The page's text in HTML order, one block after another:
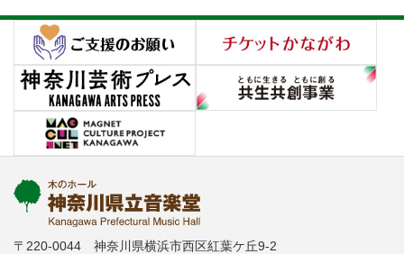
〒220-0044 神奈川県横浜市西区紅葉ケ丘9-2